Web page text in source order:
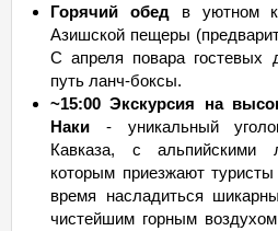
Горячий обедв уютном
Азишской пещеры
С апреля повара гостевых
путь ланч-боксы.
~15:00 Экскурсия на
Наки - уникальный
Кавказа, с альпийскими
которым приезжают
время насладиться
чистейшим горным